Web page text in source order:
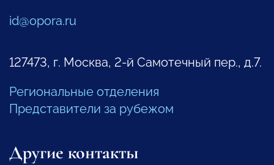
id@opora.ru
127473, г. Москва, 2-й Самотечный пер., д.7.
Региональные отделения
Представители за рубежом
Другие контакты